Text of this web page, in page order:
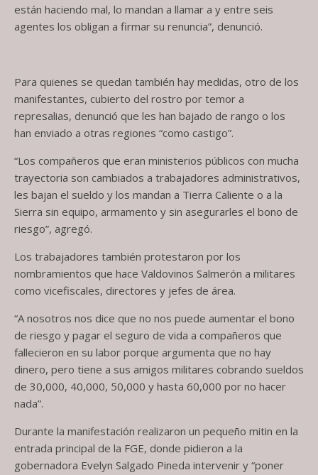
están haciendo mal, lo mandan a llamar a y entre seis
agentes los obligan a firmar su renuncia”, denunció.
Para quienes se quedan también hay medidas, otro de los
manifestantes, cubierto del rostro por temor a
represalias, denunció que les han bajado de rango o los
han enviado a otras regiones “como castigo”.
“Los compañeros que eran ministerios públicos con mucha
trayectoria son cambiados a trabajadores administrativos,
les bajan el sueldo y los mandan a Tierra Caliente o a la
Sierra sin equipo, armamento y sin asegurarles el bono de
riesgo”, agregó.
Los trabajadores también protestaron por los
nombramientos que hace Valdovinos Salmerón a militares
como vicefiscales, directores y jefes de área.
“A nosotros nos dice que no nos puede aumentar el bono
de riesgo y pagar el seguro de vida a compañeros que
fallecieron en su labor porque argumenta que no hay
dinero, pero tiene a sus amigos militares cobrando sueldos
de 30,000, 40,000, 50,000 y hasta 60,000 por no hacer
nada”.
Durante la manifestación realizaron un pequeño mitin en la
entrada principal de la FGE, donde pidieron a la
gobernadora Evelyn Salgado Pineda intervenir y “poner